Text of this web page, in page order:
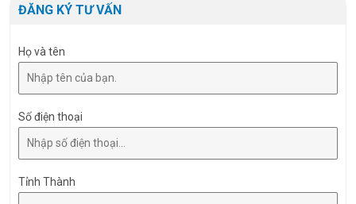
ĐĂNG KÝ TƯ VẤN
Họ và tên
Số điện thoại
Tỉnh Thành